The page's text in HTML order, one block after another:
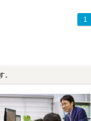
1
。